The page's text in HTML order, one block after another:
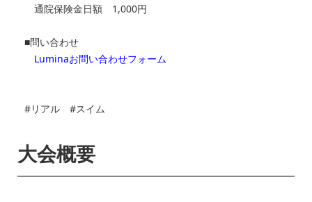
通院保険金日額 1,000円
■問い合わせ
Luminaお問い合わせフォーム
#リアル #スイム
大会概要